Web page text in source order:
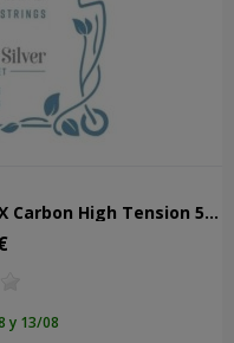
Juego Knobloch Clásica Actives CX Carbon High Tension 500ADC
y 13/08